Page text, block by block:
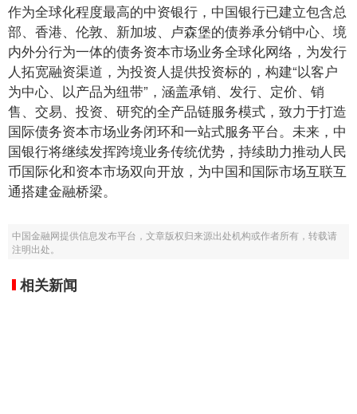
作为全球化程度最高的中资银行，中国银行已建立包含总
部、香港、伦敦、新加坡、卢森堡的债券承分销中心、境
内外分行为一体的债务资本市场业务全球化网络，为发行
人拓宽融资渠道，为投资人提供投资标的，构建“以客户
为中心、以产品为纽带”，涵盖承销、发行、定价、销
售、交易、投资、研究的全产品链服务模式，致力于打造
国际债务资本市场业务闭环和一站式服务平台。未来，中
国银行将继续发挥跨境业务传统优势，持续助力推动人民
币国际化和资本市场双向开放，为中国和国际市场互联互
通搭建金融桥梁。
中国金融网提供信息发布平台，文章版权归来源出处机构或作者所有，转载请
注明出处。
相关新闻